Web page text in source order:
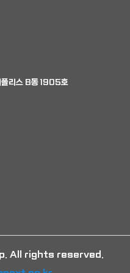
폴리스 B동 1905호
All rights reserved.